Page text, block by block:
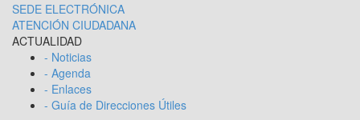
SEDE ELECTRÓNICA
ATENCIÓN CIUDADANA
ACTUALIDAD
- Noticias
- Agenda
- Enlaces
- Guía de Direcciones Útiles